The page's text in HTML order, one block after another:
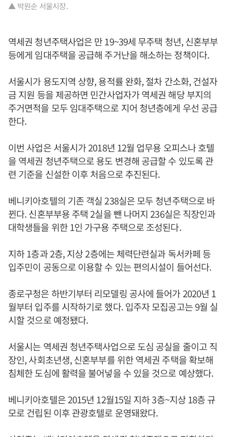
▲ 박원순 서울시장.
역세권 청년주택사업은 만 19~39세 무주택 청년, 신혼부부
등에게 임대주택을 공급해 주거난을 해소하는 정책이다.
서울시가 용도지역 상향, 용적률 완화, 절차 간소화, 건설자
금 지원 등을 제공하면 민간사업자가 역세권 해당 부지의
주거면적을 모두 임대주택으로 지어 청년층에게 우선 공급
한다.
이번 사업은 서울시가 2018년 12월 업무용 오피스나 호텔
을 역세권 청년주택으로 용도 변경해 공급할 수 있도록 관
련 기준을 신설한 이후 처음으로 추진된다.
베니키아호텔의 기존 객실 238실은 모두 청년주택으로 바
뀐다. 신혼부부용 주택 2실을 뺀 나머지 236실은 직장인과
대학생들을 위한 1인 가구용 주택으로 조성된다.
지하 1층과 2층, 지상 2층에는 체력단련실과 독서카페 등
입주민이 공동으로 이용할 수 있는 편의시설이 들어선다.
종로구청은 하반기부터 리모델링 공사에 들어가 2020년 1
월부터 입주를 시작하기로 했다. 입주자 모집공고는 9월 실
시할 것으로 예정됐다.
서울시는 역세권 청년주택사업으로 도심 공실을 줄이고 직
장인, 사회초년생, 신혼부부를 위한 역세권 주택을 확보해
침체한 도심에 활력을 불어넣을 수 있을 것으로 예상했다.
베니키아호텔은 2015년 12월15일 지하 3층~지상 18층 규
모로 건립된 이후 관광호텔로 운영돼왔다.